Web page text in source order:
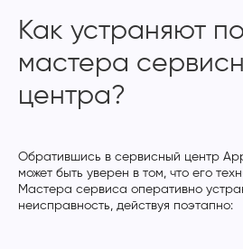
Как устраняют
мастера
центра?
Обратившись в сервисный центр
может быть уверен в том, что его
Мастера сервиса оперативно
неисправность, действуя поэтапно: